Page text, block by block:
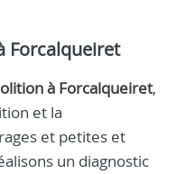
Forcalqueiret
à Forcalqueiret,
et la
et petites et
un diagnostic